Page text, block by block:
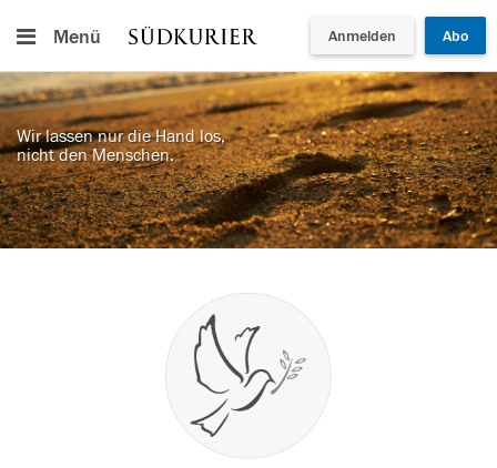
Menü Anmelden Abo
Wir lassen nur die Hand los,
nicht den Menschen.